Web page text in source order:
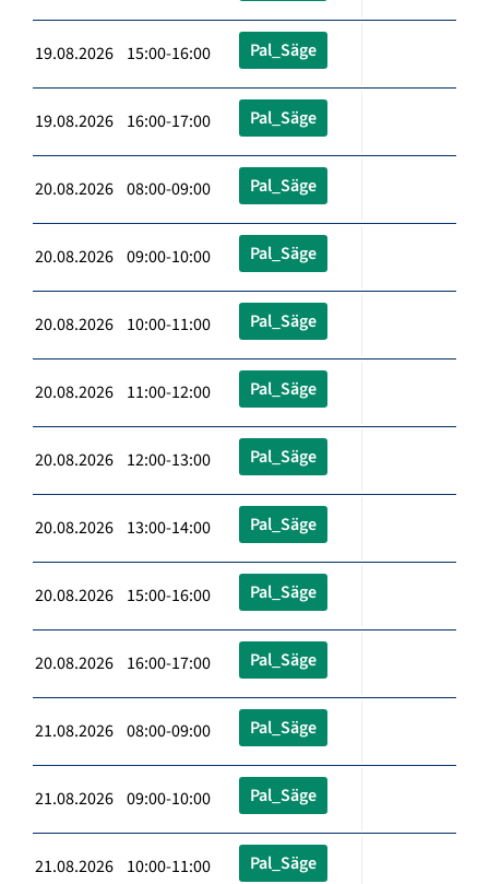
19.08.2026 15:00-16:00 Pal_Säge
19.08.2026 16:00-17:00 Pal_Säge
20.08.2026 08:00-09:00 Pal_Säge
20.08.2026 09:00-10:00 Pal_Säge
20.08.2026 10:00-11:00 Pal_Säge
20.08.2026 11:00-12:00 Pal_Säge
20.08.2026 12:00-13:00 Pal_Säge
20.08.2026 13:00-14:00 Pal_Säge
20.08.2026 15:00-16:00 Pal_Säge
20.08.2026 16:00-17:00 Pal_Säge
21.08.2026 08:00-09:00 Pal_Säge
21.08.2026 09:00-10:00 Pal_Säge
21.08.2026 10:00-11:00 Pal_Säge